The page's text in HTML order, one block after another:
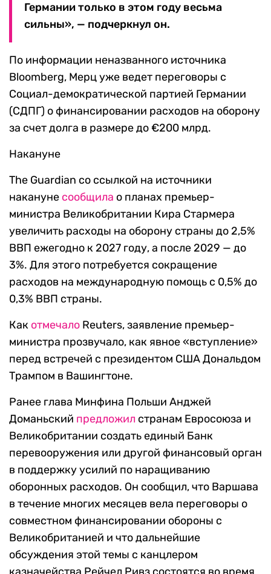
Германии только в этом году весьма
сильны», — подчеркнул он.
По информации неназванного источника
Bloomberg, Мерц уже ведет переговоры с
Социал-демократической партией Германии
(СДПГ) о финансировании расходов на оборону
за счет долга в размере до €200 млрд.
Накануне
The Guardian со ссылкой на источники
накануне сообщила о планах премьер-
министра Великобритании Кира Стармера
увеличить расходы на оборону страны до 2,5%
ВВП ежегодно к 2027 году, а после 2029 — до
3%. Для этого потребуется сокращение
расходов на международную помощь с 0,5% до
0,3% ВВП страны.
Как отмечало Reuters, заявление премьер-
министра прозвучало, как явное «вступление»
перед встречей с президентом США Дональдом
Трампом в Вашингтоне.
Ранее глава Минфина Польши Анджей
Доманьский предложил странам Евросоюза и
Великобритании создать единый Банк
перевооружения или другой финансовый орган
в поддержку усилий по наращиванию
оборонных расходов. Он сообщил, что Варшава
в течение многих месяцев вела переговоры о
совместном финансировании обороны с
Великобританией и что дальнейшие
обсуждения этой темы с канцлером